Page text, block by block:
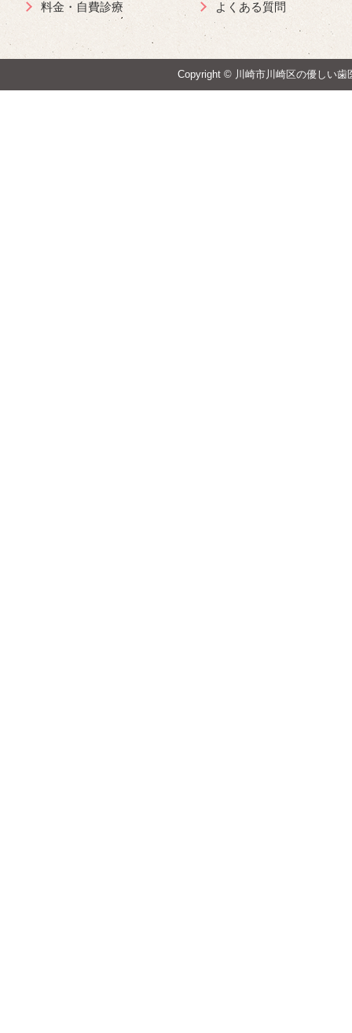
料金・自費診療 よくある質問
Copyright © 川崎市川崎区の優しい